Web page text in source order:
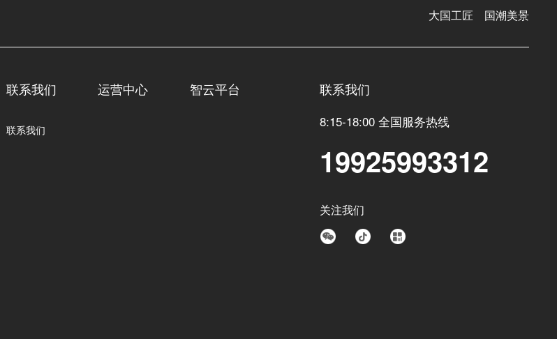
大国工匠 国潮美景
联系我们
联系我们
运营中心 智云平台 联系我们
8:15-18:00 全国服务热线
19925993312
关注我们